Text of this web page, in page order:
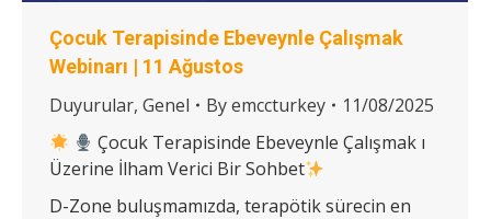
Çocuk Terapisinde Ebeveynle Çalışmak
Webinarı | 11 Ağustos
Duyurular, Genel Byemccturkey
11/08/2025
Çocuk Terapisinde Ebeveynle Çalışmak ı
Üzerine İlham Verici Bir Sohbet
D-Zone buluşmamızda, terapötik sürecin en